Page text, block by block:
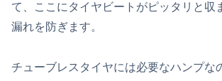
て、ここにタイヤビートがピッタリと収
漏れを防ぎます。
チューブレスタイヤには必要なハンプな